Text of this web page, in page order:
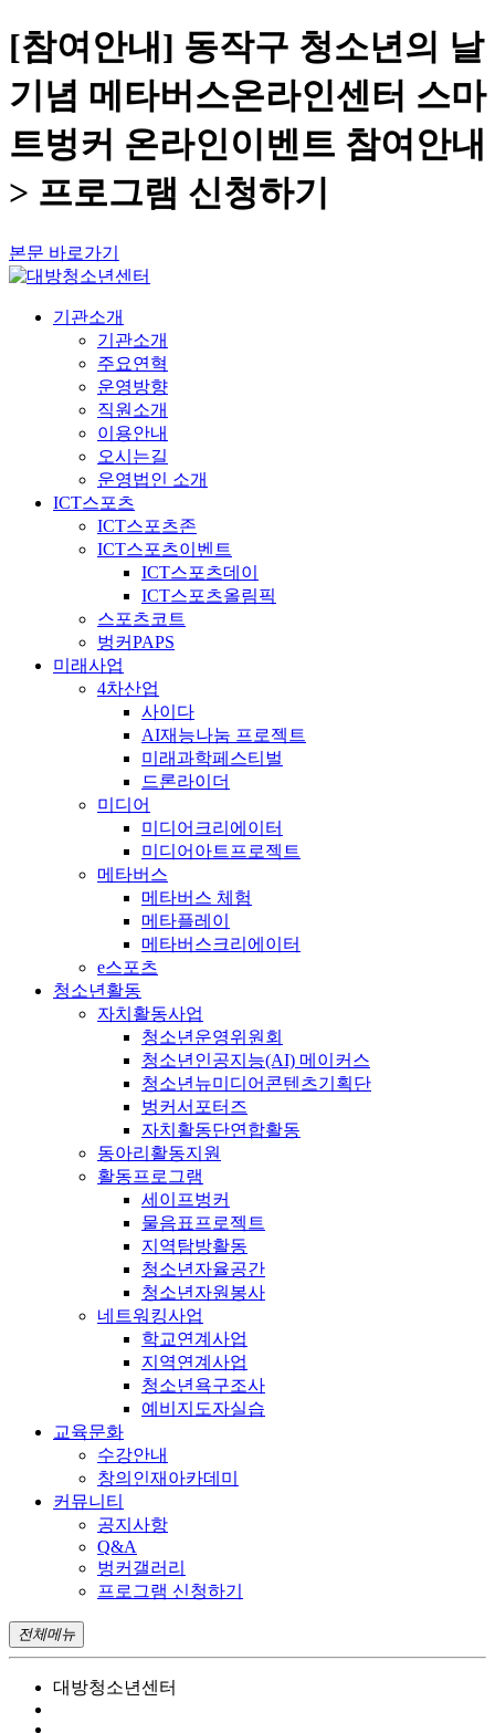
[참여안내] 동작구 청소년의 날
기념 메타버스온라인센터 스마
트벙커 온라인이벤트 참여안내
> 프로그램 신청하기
본문 바로가기
기관소개
기관소개
주요연혁
운영방향
직원소개
이용안내
오시는길
운영법인 소개
ICT스포츠
ICT스포츠존
ICT스포츠이벤트
ICT스포츠데이
ICT스포츠올림픽
스포츠코트
벙커PAPS
미래사업
4차산업
사이다
AI재능나눔 프로젝트
미래과학페스티벌
드론라이더
미디어
미디어크리에이터
미디어아트프로젝트
메타버스
메타버스 체험
메타플레이
메타버스크리에이터
e스포츠
청소년활동
자치활동사업
청소년운영위원회
청소년인공지능(AI) 메이커스
청소년뉴미디어콘텐츠기획단
벙커서포터즈
자치활동단연합활동
동아리활동지원
활동프로그램
세이프벙커
물음표프로젝트
지역탐방활동
청소년자율공간
청소년자원봉사
네트워킹사업
학교연계사업
지역연계사업
청소년욕구조사
예비지도자실습
교육문화
수강안내
창의인재아카데미
커뮤니티
공지사항
Q&A
벙커갤러리
프로그램 신청하기
전체메뉴
대방청소년센터